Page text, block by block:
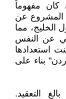
كان مفهوماً
المشروع عن
مما
عن النفس
أعلنت استعدادها
بناء على
التعقيد.